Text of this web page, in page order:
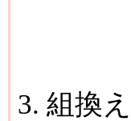
組換